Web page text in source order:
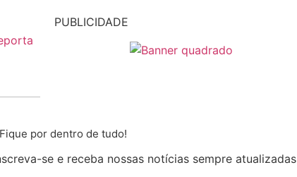
PUBLICIDADE
Fique por dentro de tudo!
se e receba nossas notícias sempre atualizadas